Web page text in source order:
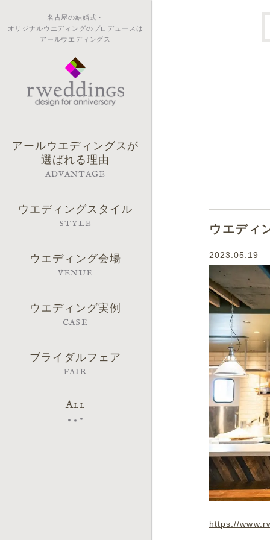
名古屋の結婚式・
オリジナルウエディングのプロデュースは
アールウエディングス
アールウエディングスが
選ばれる理由
ADVANTAGE
ウエディングスタイル
STYLE
ウエディング会場
VENUE
ウエディング実例
CASE
ブライダルフェア
FAIR
All
ウエディ
2023.05.19
https://